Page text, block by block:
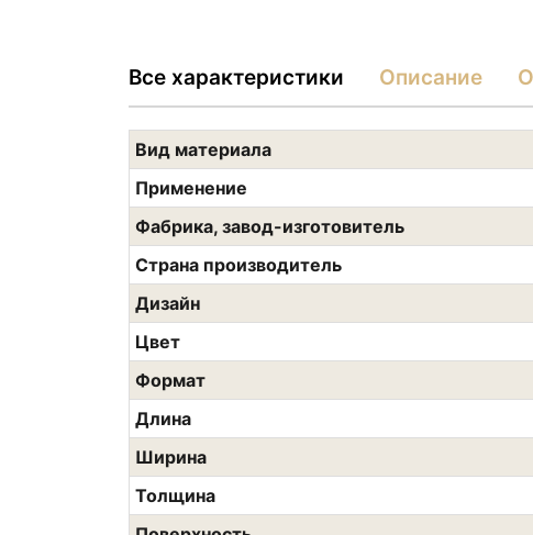
Все характеристики Описание
Вид материала
Применение
Фабрика, завод-изготовитель
Страна производитель
Дизайн
Цвет
Формат
Длина
Ширина
Толщина